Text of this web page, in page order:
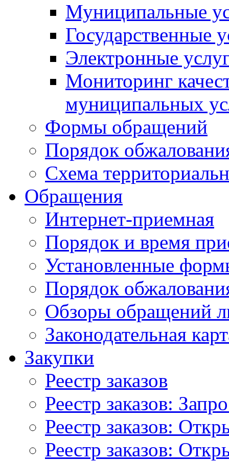
Муниципальные
Государственные
Электронные
Мониторинг
муниципальных
Формы обращений
Порядок
Схема
Обращения
Интернет-приемная
Порядок и время
Установленные
Порядок
Обзоры обращений
Законодательная
Закупки
Реестр заказов
Реестр заказов:
Реестр заказов:
Реестр заказов: